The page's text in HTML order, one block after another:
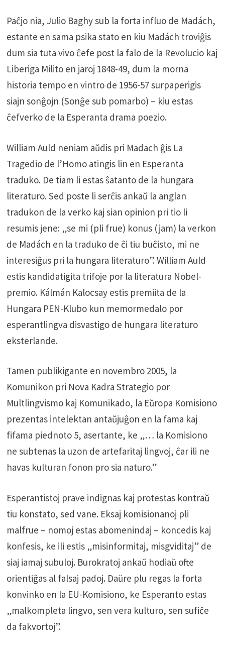
Paĉjo nia, Julio Baghy sub la forta influo de Madách,
estante en sama psika stato en kiu Madách troviĝis
dum sia tuta vivo ĉefe post la falo de la Revolucio kaj
Liberiga Milito en jaroj 1848-49, dum la morna
historia tempo en vintro de 1956-57 surpaperigis
siajn sonĝojn (Sonĝe sub pomarbo) – kiu estas
ĉefverko de la Esperanta drama poezio.
William Auld neniam aŭdis pri Madach ĝis La
Tragedio de l’Homo atingis lin en Esperanta
traduko. De tiam li estas ŝatanto de la hungara
literaturo. Sed poste li serĉis ankaŭ la anglan
tradukon de la verko kaj sian opinion pri tio li
resumis jene: „se mi (pli frue) konus (jam) la verkon
de Madách en la traduko de ĉi tiu buĉisto, mi ne
interesiĝus pri la hungara literaturo”. William Auld
estis kandidatigita trifoje por la literatura Nobel-
premio. Kálmán Kalocsay estis premiita de la
Hungara PEN-Klubo kun memormedalo por
esperantlingva disvastigo de hungara literaturo
eksterlande.
Tamen publikigante en novembro 2005, la
Komunikon pri Nova Kadra Strategio por
Multlingvismo kaj Komunikado, la Eŭropa Komisiono
prezentas intelektan antaŭjuĝon en la fama kaj
fifama piednoto 5, asertante, ke „… la Komisiono
ne subtenas la uzon de artefaritaj lingvoj, ĉar ili ne
havas kulturan fonon pro sia naturo.”
Esperantistoj prave indignas kaj protestas kontraŭ
tiu konstato, sed vane. Eksaj komisionanoj pli
malfrue – nomoj estas abomenindaj – koncedis kaj
konfesis, ke ili estis „misinformitaj, misgviditaj” de
siaj iamaj subuloj. Burokratoj ankaŭ hodiaŭ ofte
orientiĝas al falsaj padoj. Daŭre plu regas la forta
konvinko en la EU-Komisiono, ke Esperanto estas
„malkompleta lingvo, sen vera kulturo, sen sufiĉe
da fakvortoj”.